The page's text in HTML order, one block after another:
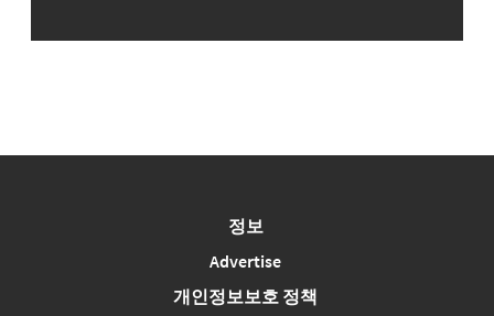
정보
Advertise
개인정보보호 정책